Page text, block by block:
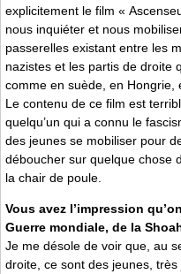
explicitement le film «
nous inquiéter et nous
passerelles existant entre les
nazistes et les partis de droite
comme en suède, en Hongrie,
Le contenu de ce film est
quelqu’un qui a connu le
des jeunes se mobiliser pour
déboucher sur quelque chose
la chair de poule.
Vous avez l’impression
Guerre mondiale, de la
Je me désole de voir que, au
droite, ce sont des jeunes,